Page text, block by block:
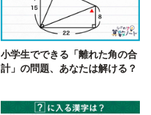
小学生でできる「離れた角の合
計」の問題、あなたは解ける？